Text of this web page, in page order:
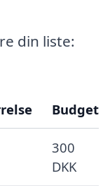
din liste:
Budget
300
DKK